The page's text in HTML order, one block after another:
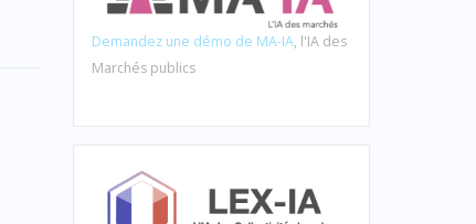
Demandez une démo de MA-IA, l'IA des
Marchés publics